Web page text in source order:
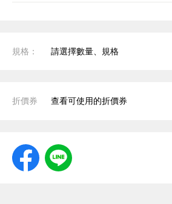
規格： 請選擇數量、規格
折價券 查看可使用的折價券